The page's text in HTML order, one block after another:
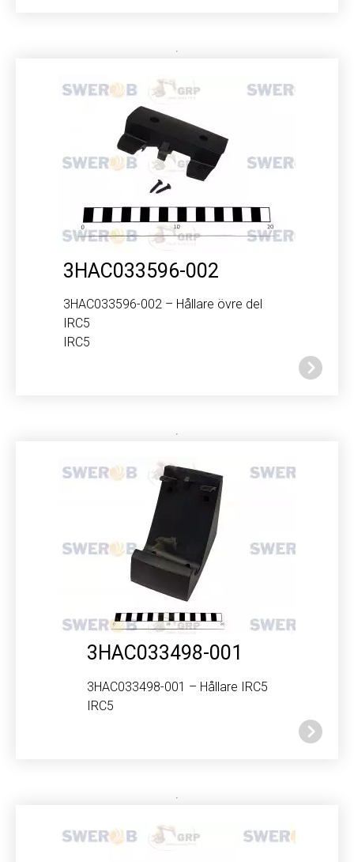
3HAC033596-002
3HAC033596-002 – Hållare övre del
IRC5
IRC5
3HAC033498-001
3HAC033498-001 – Hållare IRC5
IRC5